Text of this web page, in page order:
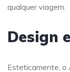
qualquer viagem.
Design
Esteticamente, o